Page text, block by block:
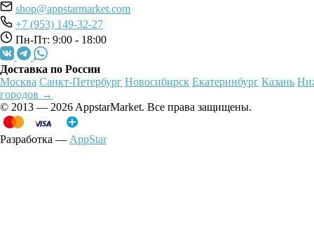
shop@appstarmarket.com
+7 (953) 149-32-27
Пн-Пт: 9:00 - 18:00
Доставка по России
Москва Санкт-Петербург Новосибирск Екатеринбург Казань
городов →
© 2013 — 2026 AppstarMarket. Все права защищены.
Разработка — AppStar